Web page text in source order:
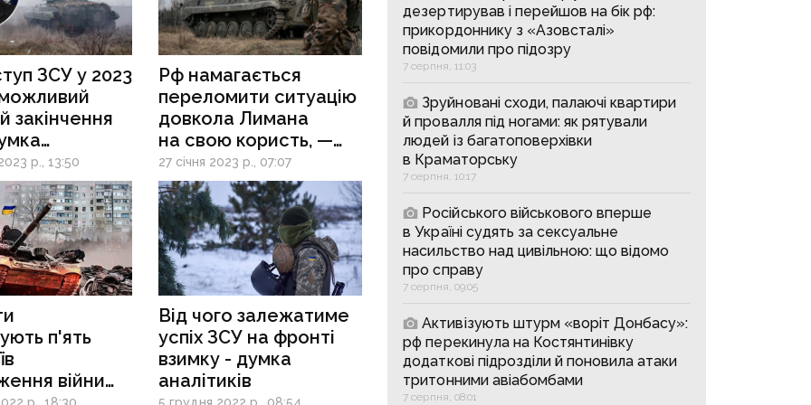
ЗСУ у 2023
закінчення
ЦРУ
р., 13:50
Рф намагається
переломити ситуацію
довкола Лимана
на свою користь, —
Машовець
27 січня 2023 р., 07:07
п'ять
війни
р., 18:30
Від чого залежатиме
успіх ЗСУ на фронті
взимку - думка
аналітиків
5 грудня 2022 р., 08:54
дезертирував і перейшов на бік рф:
прикордоннику з «Азовсталі»
повідомили про підозру
7 серпня, 11:03
Зруйновані сходи, палаючі квартири
й провалля під ногами: як рятували
людей із багатоповерхівки
в Краматорську
7 серпня, 10:17
Російського військового вперше
в Україні судять за сексуальне
насильство над цивільною: що відомо
про справу
7 серпня, 09:05
Активізують штурм «воріт Донбасу»:
рф перекинула на Костянтинівку
додаткові підрозділи й поновила атаки
тритонними авіабомбами
7 серпня, 08:01